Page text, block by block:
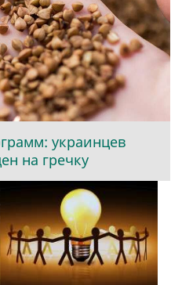
украинцев
на гречку